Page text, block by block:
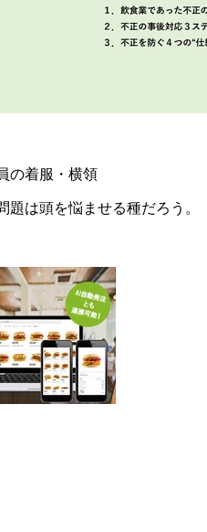
の着服・横領
は頭を悩ませる種だろう。